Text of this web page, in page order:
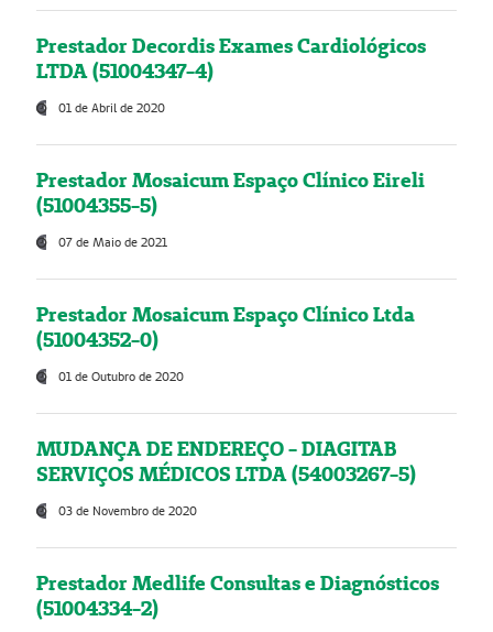
Prestador Decordis Exames Cardiológicos
LTDA (51004347-4)
01 de Abril de 2020
Prestador Mosaicum Espaço Clínico Eireli
(51004355-5)
07 de Maio de 2021
Prestador Mosaicum Espaço Clínico Ltda
(51004352-0)
01 de Outubro de 2020
MUDANÇA DE ENDEREÇO - DIAGITAB
SERVIÇOS MÉDICOS LTDA (54003267-5)
03 de Novembro de 2020
Prestador Medlife Consultas e Diagnósticos
(51004334-2)